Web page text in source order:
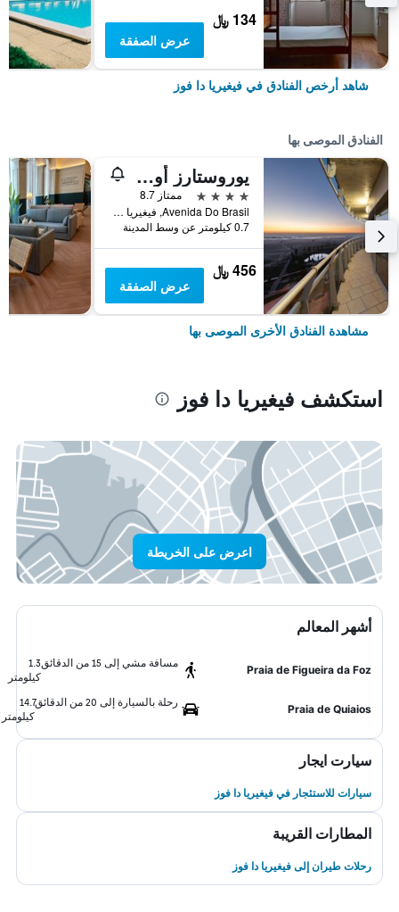
134 ﷼
عرض الصفقة
شاهد أرخص الفنادق في فيغيريا دا فوز
الفنادق الموصى بها
يوروستارز أوسيز بلازا هوتل
4 نجوم
ممتاز 8.7
Avenida Do Brasil, فيغيريا دا فوز, محافظة كويمبرا, البرتغال
0.7 كيلومتر عن وسط المدينة
456 ﷼
عرض الصفقة
مشاهدة الفنادق الأخرى الموصى بها
استكشف فيغيريا دا فوز
اعرض على الخريطة
أشهر المعالم
Praia de Figueira da Foz
مسافة مشي إلى 15 من الدقائق
1.3
كيلومتر
Praia de Quiaios
رحلة بالسيارة إلى 20 من الدقائق
14.7
كيلومتر
سيارت ايجار
سيارات للاستئجار في فيغيريا دا فوز
المطارات القريبة
رحلات طيران إلى فيغيريا دا فوز